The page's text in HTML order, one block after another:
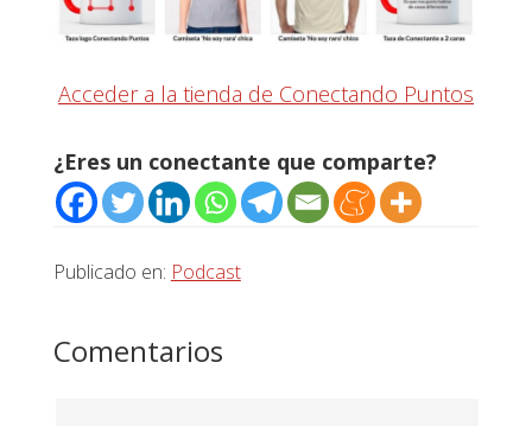
Acceder a la tienda de Conectando Puntos
¿Eres un conectante que comparte?
Publicado en: Podcast
Interacciones
Comentarios